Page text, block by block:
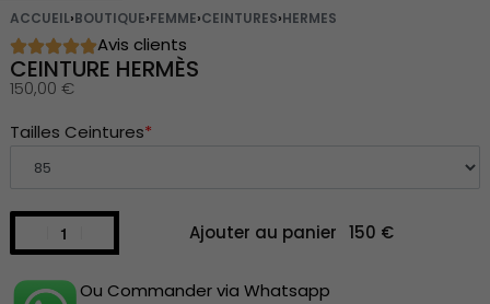
ACCUEIL›BOUTIQUE›FEMME›CEINTURES›HERMES
Avis clients
CEINTURE HERMÈS
150,00 €
*
Tailles Ceintures
Ajouter au panier
Ou Commander via Whatsapp